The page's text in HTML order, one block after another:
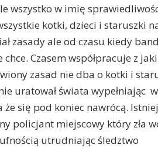
wszystko w imię
kotki, dzieci i staruszki
zasady ale od czasu kiedy
Czasem współpracuje z
zasad nie dba o kotki i
uratował świata wypełniając
się pod koniec nawrócą.
policjant miejscowy który zła
utrudniając śledztwo